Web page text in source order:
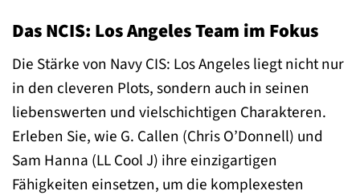
Das NCIS: Los Angeles Team im Fokus
Die Stärke von Navy CIS: Los Angeles liegt nicht nur
in den cleveren Plots, sondern auch in seinen
liebenswerten und vielschichtigen Charakteren.
Erleben Sie, wie G. Callen (Chris O’Donnell) und
Sam Hanna (LL Cool J) ihre einzigartigen
Fähigkeiten einsetzen, um die komplexesten